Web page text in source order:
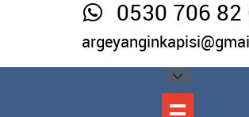
0530 706 82